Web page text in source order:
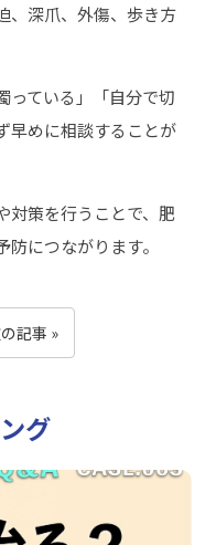
、深爪、外傷、歩き方
っている」「自分で切
早めに相談することが
対策を行うことで、肥
につながります。
記事 »
グ